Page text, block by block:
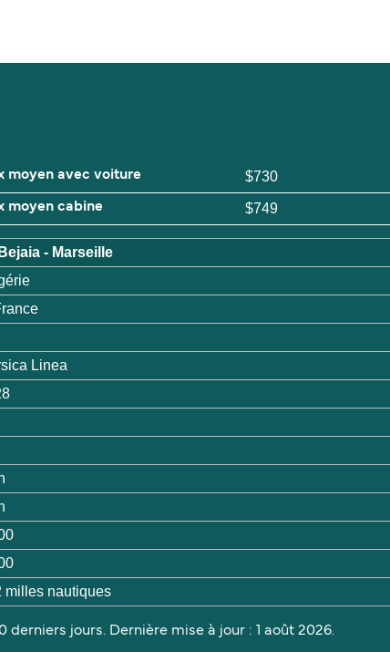
moyen avec voiture $730
moyen cabine $749
- Marseille
Linea
milles nautiques
jours. Dernière mise à jour : 1 août 2026.